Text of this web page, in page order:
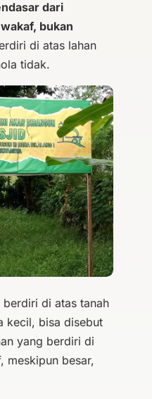
dari
bukan
di atas lahan
tidak.
berdiri di atas tanah
kecil, bisa disebut
yang berdiri di
meskipun besar,